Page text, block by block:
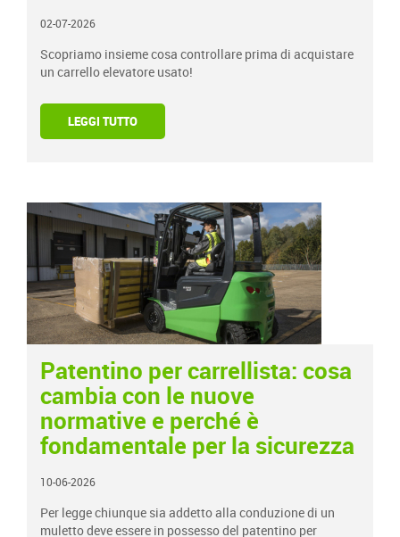
02-07-2026
Scopriamo insieme cosa controllare prima di acquistare
un carrello elevatore usato!
LEGGI TUTTO
Patentino per carrellista: cosa
cambia con le nuove
normative e perché è
fondamentale per la sicurezza
10-06-2026
Per legge chiunque sia addetto alla conduzione di un
muletto deve essere in possesso del patentino per